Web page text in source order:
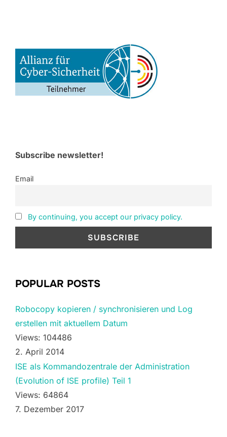
Subscribe newsletter!
Email
By continuing, you accept our privacy policy.
POPULAR POSTS
Robocopy kopieren / synchronisieren und Log
erstellen mit aktuellem Datum
Views: 104486
2. April 2014
ISE als Kommandozentrale der Administration
(Evolution of ISE profile) Teil 1
Views: 64864
7. Dezember 2017